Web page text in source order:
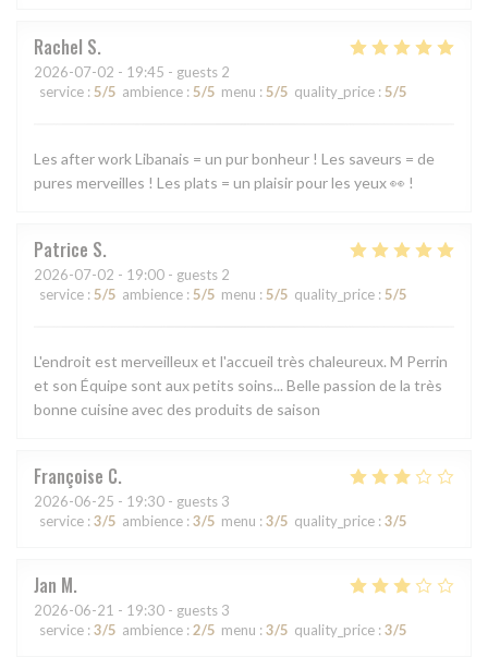
Rachel S
2026-07-02 - 19:45 - guests 2
service : 5/5 ambience : 5/5 menu : 5/5 quality_price : 5/5
Les after work Libanais = un pur bonheur ! Les saveurs = de
pures merveilles ! Les plats = un plaisir pour les yeux 👀 !
Patrice S
2026-07-02 - 19:00 - guests 2
service : 5/5 ambience : 5/5 menu : 5/5 quality_price : 5/5
L'endroit est merveilleux et l'accueil très chaleureux. M Perrin
et son Équipe sont aux petits soins... Belle passion de la très
bonne cuisine avec des produits de saison
Françoise C
2026-06-25 - 19:30 - guests 3
service : 3/5 ambience : 3/5 menu : 3/5 quality_price : 3/5
Jan M
2026-06-21 - 19:30 - guests 3
service : 3/5 ambience : 2/5 menu : 3/5 quality_price : 3/5